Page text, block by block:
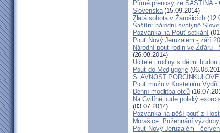
Přímé přenosy ze ŠAŠTÍNA -
Slovenska(15.09.2014)
Zlatá sobota v Žarošicích
Šaštín: národní svatyně
Pozvánka na Pouť setkání
Pouť Nový Jeruzalém - září
Národní pouť rodin ve Žďáru
(26.08.2014)
Učitelé i rodiny s dětmi
Pouť do Medjugorje
SLAVNOST
Pouť mužů v Kostelním Vydří
Denní modlitba otců
Na Cvilíně bude polský
(03.07.2014)
Pozvánka na pěší pouť z
Morašice: Požehnání
Pouť Nový Jeruzalém -